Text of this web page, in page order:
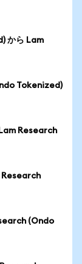
から Lam
Tokenized)
Research
(Ondo